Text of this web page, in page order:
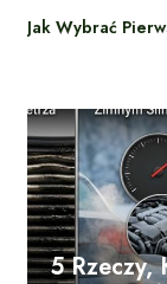
Jak Wybrać
5 Rzeczy,